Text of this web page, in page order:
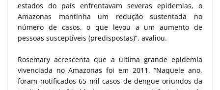
estados do país enfrentavam severas epidemias, o
Amazonas mantinha um redução sustentada no
número de casos, o que levou a um aumento de
pessoas susceptíveis (predispostas)”, avaliou.
Rosemary acrescenta que a última grande epidemia
vivenciada no Amazonas foi em 2011. “Naquele ano,
foram notificados 65 mil casos de dengue oriundos da